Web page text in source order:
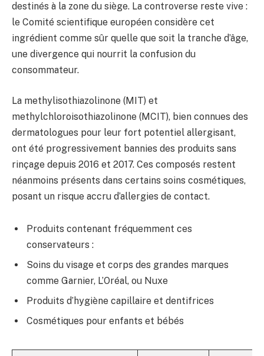
destinés à la zone du siège. La controverse reste vive :
le Comité scientifique européen considère cet
ingrédient comme sûr quelle que soit la tranche d’âge,
une divergence qui nourrit la confusion du
consommateur.
La methylisothiazolinone (MIT) et
methylchloroisothiazolinone (MCIT), bien connues des
dermatologues pour leur fort potentiel allergisant,
ont été progressivement bannies des produits sans
rinçage depuis 2016 et 2017. Ces composés restent
néanmoins présents dans certains soins cosmétiques,
posant un risque accru d’allergies de contact.
Produits contenant fréquemment ces
conservateurs :
Soins du visage et corps des grandes marques
comme Garnier, L’Oréal, ou Nuxe
Produits d’hygiène capillaire et dentifrices
Cosmétiques pour enfants et bébés